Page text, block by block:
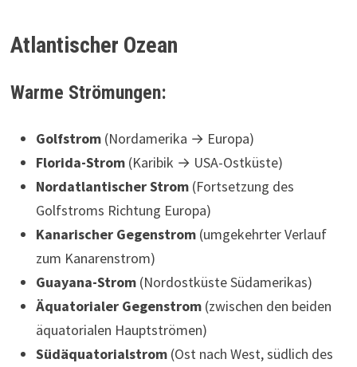
Atlantischer Ozean
Warme Strömungen:
Golfstrom (Nordamerika → Europa)
Florida-Strom (Karibik → USA-Ostküste)
Nordatlantischer Strom (Fortsetzung des
Golfstroms Richtung Europa)
Kanarischer Gegenstrom (umgekehrter Verlauf
zum Kanarenstrom)
Guayana-Strom (Nordostküste Südamerikas)
Äquatorialer Gegenstrom (zwischen den beiden
äquatorialen Hauptströmen)
Südäquatorialstrom (Ost nach West, südlich des